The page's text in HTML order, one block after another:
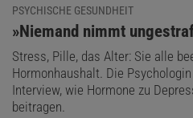
PSYCHISCHE GESUNDHEIT
:
»Niemand nimmt
Stress, Pille, das Alter: Sie alle
Hormonhaushalt. Die
Interview, wie Hormone zu
beitragen.